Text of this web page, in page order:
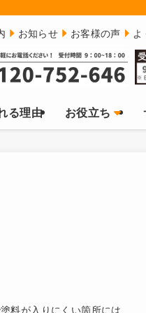
る理由 お役立ち
お知らせ お客様の声 よ
料が入りにくい箇所には